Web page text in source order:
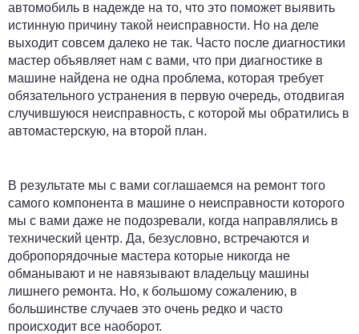
автомобиль в надежде на то, что это поможет выявить
истинную причину такой неисправности. Но на деле
выходит совсем далеко не так. Часто после диагностики
мастер объявляет нам с вами, что при диагностике в
машине найдена не одна проблема, которая требует
обязательного устранения в первую очередь, отодвигая
случившуюся неисправность, с которой мы обратились в
автомастерскую, на второй план.
В результате мы с вами соглашаемся на ремонт того
самого компонента в машине о неисправности которого
мы с вами даже не подозревали, когда направлялись в
технический центр. Да, безусловно, встречаются и
добропорядочные мастера которые никогда не
обманывают и не навязывают владельцу машины
лишнего ремонта. Но, к большому сожалению, в
большинстве случаев это очень редко и часто
происходит все наоборот.